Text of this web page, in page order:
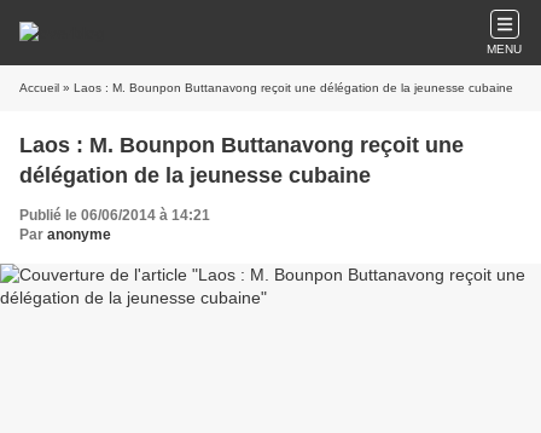
MENU
Accueil » Laos : M. Bounpon Buttanavong reçoit une délégation de la jeunesse cubaine
Laos : M. Bounpon Buttanavong reçoit une
délégation de la jeunesse cubaine
Publié le 06/06/2014 à 14:21
Par anonyme